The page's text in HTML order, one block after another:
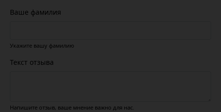
Ваше фамилия
Укажите вашу фамилию
Текст отзыва
Напишите отзыв, ваше мнение важно для нас.